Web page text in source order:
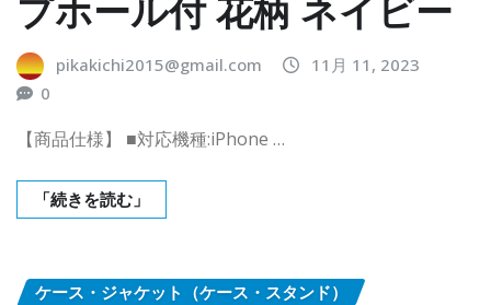
プホール付 花柄 ネイビー
pikakichi2015@gmail.com
11月 11, 2023
0
【商品仕様】 ■対応機種:iPhone …
「続きを読む」
ケース・ジャケット（ケース・スタンド）